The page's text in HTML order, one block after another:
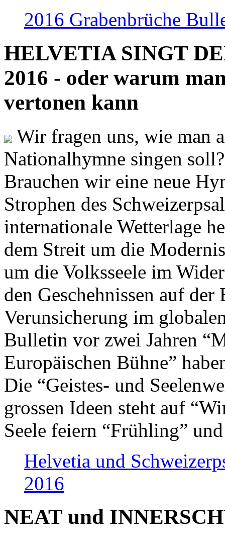
2016 Grabenbrüche
HELVETIA SINGT
2016 - oder warum
vertonen kann
Wir fragen uns, wie man
Nationalhymne singen
Brauchen wir eine neue
Strophen des
internationale Wetterlage
dem Streit um die
um die Volksseele im
den Geschehnissen auf
Verunsicherung im
Bulletin vor zwei Jahren
Europäischen Bühne”
Die “Geistes- und
grossen Ideen steht auf
Seele feiern “Frühling”
Helvetia und
2016
NEAT und